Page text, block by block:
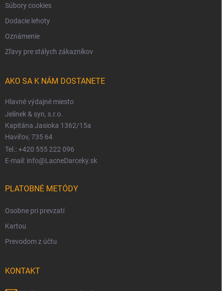
Súbory cookies
Dodacie lehoty
Oznámenie
Zľavy pre stálych zákazníkov
AKO SA K NÁM DOSTANETE
Hlavné výdajné miesto
Jelínek & syn, s.r.o.
Kapitána Jasioka 1362/15a
Havířov, 735 64
Tel.: +420 555 222 096
E-mail: info@LacneDarceky.sk
PLATOBNÉ METÓDY
Osobne pri prevzatí
Kartou
Prevodom z účtu
KONTAKT